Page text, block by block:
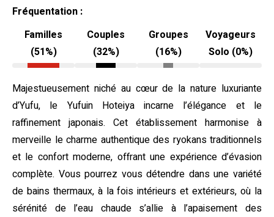
Fréquentation :
Familles
(51%)
Couples
(32%)
Groupes
(16%)
Voyageurs
Solo (0%)
Majestueusement niché au cœur de la nature luxuriante
d’Yufu, le Yufuin Hoteiya incarne l’élégance et le
raffinement japonais. Cet établissement harmonise à
merveille le charme authentique des ryokans traditionnels
et le confort moderne, offrant une expérience d’évasion
complète. Vous pourrez vous détendre dans une variété
de bains thermaux, à la fois intérieurs et extérieurs, où la
sérénité de l’eau chaude s’allie à l’apaisement des